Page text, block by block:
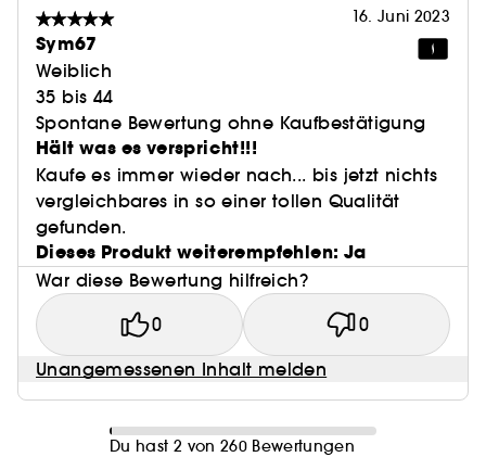
16. Juni 2023
Sym67
Weiblich
35 bis 44
Spontane Bewertung ohne Kaufbestätigung
Hält was es verspricht!!!
Kaufe es immer wieder nach... bis jetzt nichts
vergleichbares in so einer tollen Qualität
gefunden.
Dieses Produkt weiterempfehlen: Ja
War diese Bewertung hilfreich?
0 0
Unangemessenen Inhalt melden
Du hast 2 von 260 Bewertungen